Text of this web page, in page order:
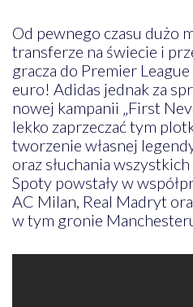
Od pewnego czasu dużo
transferze na świecie i
gracza do Premier
euro! Adidas jednak za
nowej kampanii „First
lekko zaprzeczać tym
tworzenie własnej
oraz słuchania
Spoty powstały w
AC Milan, Real Madryt
w tym gronie